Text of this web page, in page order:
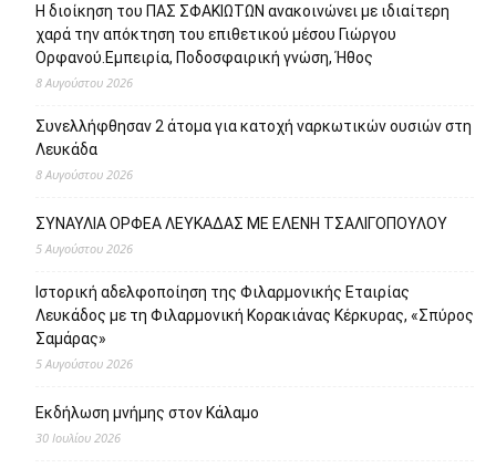
Η διοίκηση του ΠΑΣ ΣΦΑΚΙΩΤΩΝ ανακοινώνει με ιδιαίτερη
χαρά την απόκτηση του επιθετικού μέσου Γιώργου
Ορφανού.Εμπειρία, Ποδοσφαιρική γνώση, Ήθος
8 Αυγούστου 2026
Συνελλήφθησαν 2 άτομα για κατοχή ναρκωτικών ουσιών στη
Λευκάδα
8 Αυγούστου 2026
ΣΥΝΑΥΛΙΑ ΟΡΦΕΑ ΛΕΥΚΑΔΑΣ ΜΕ ΕΛΕΝΗ ΤΣΑΛΙΓΟΠΟΥΛΟΥ
5 Αυγούστου 2026
Ιστορική αδελφοποίηση της Φιλαρμονικής Εταιρίας
Λευκάδος με τη Φιλαρμονική Κορακιάνας Κέρκυρας, «Σπύρος
Σαμάρας»
5 Αυγούστου 2026
Εκδήλωση μνήμης στον Κάλαμο
30 Ιουλίου 2026